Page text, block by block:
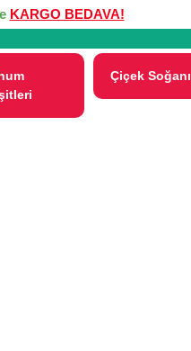
KARGO BEDAVA!
Çiçek Soğanı